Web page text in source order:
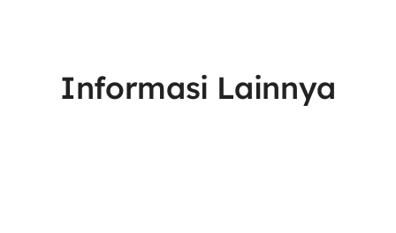
Informasi Lainnya